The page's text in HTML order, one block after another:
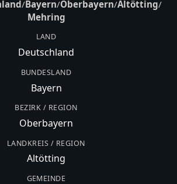
/Bayern/Oberbayern/Altötting/
Mehring
LAND
Deutschland
BUNDESLAND
Bayern
BEZIRK / REGION
Oberbayern
LANDKREIS / REGION
Altötting
GEMEINDE